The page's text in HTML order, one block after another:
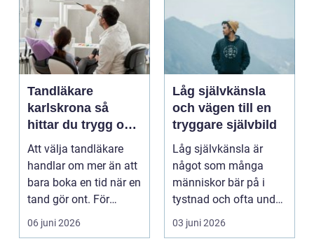
Tandläkare
karlskrona så
hittar du trygg och
långsiktig
tandvård
Att välja tandläkare
handlar om mer än att
bara boka en tid när en
tand gör ont. För
många är tandvå...
06 juni 2026
Låg självkänsla
och vägen till en
tryggare självbild
Låg självkänsla är
något som många
människor bär på i
tystnad och ofta under
lång tid. Många
uppleve...
03 juni 2026